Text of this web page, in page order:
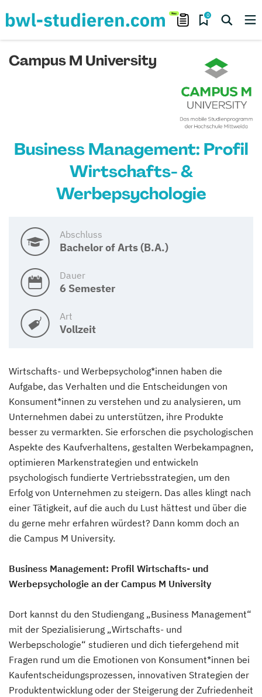
0
Campus M University
Business Management: Profil
Wirtschafts- &
Werbepsychologie
Abschluss
Bachelor of Arts (B.A.)
Dauer
6 Semester
Art
Vollzeit
Wirtschafts- und Werbepsycholog*innen haben die
Aufgabe, das Verhalten und die Entscheidungen von
Konsument*innen zu verstehen und zu analysieren, um
Unternehmen dabei zu unterstützen, ihre Produkte
besser zu vermarkten. Sie erforschen die psychologischen
Aspekte des Kaufverhaltens, gestalten Werbekampagnen,
optimieren Markenstrategien und entwickeln
psychologisch fundierte Vertriebsstrategien, um den
Erfolg von Unternehmen zu steigern. Das alles klingt nach
einer Tätigkeit, auf die auch du Lust hättest und über die
du gerne mehr erfahren würdest? Dann komm doch an
die Campus M University.
Business Management: Profil Wirtschafts- und
Werbepsychologie an der Campus M University
Dort kannst du den Studiengang „Business Management“
mit der Spezialisierung „Wirtschafts- und
Werbepschologie“ studieren und dich tiefergehend mit
Fragen rund um die Emotionen von Konsument*innen bei
Kaufentscheidungsprozessen, innovativen Strategien der
Produktentwicklung oder der Steigerung der Zufriedenheit